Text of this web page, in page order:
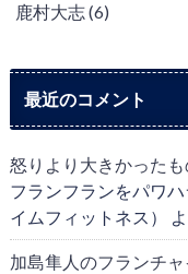
鹿村大志(6)
最近のコメント
怒りより大きかった
フランフランをパワ
イムフィットネス）
加島隼人のフランチ